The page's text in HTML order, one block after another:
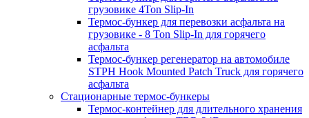
грузовике 4Ton Slip-In
Термос-бункер для перевозки асфальта на
грузовике - 8 Ton Slip-In для горячего
асфальта
Термос-бункер регенератор на автомобиле
STPH Hook Mounted Patch Truck для горячего
асфальта
Стационарные термос-бункеры
Термос-контейнер для длительного хранения